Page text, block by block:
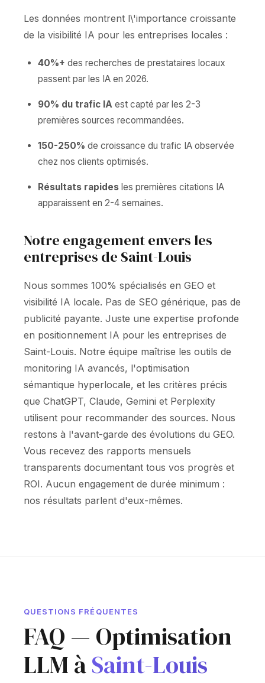
Les données montrent l\'importance croissante
de la visibilité IA pour les entreprises locales :
40%+ des recherches de prestataires locaux
passent par les IA en 2026.
90% du trafic IA est capté par les 2-3
premières sources recommandées.
150-250% de croissance du trafic IA observée
chez nos clients optimisés.
Résultats rapides les premières citations IA
apparaissent en 2-4 semaines.
Notre engagement envers les
entreprises de Saint-Louis
Nous sommes 100% spécialisés en GEO et
visibilité IA locale. Pas de SEO générique, pas de
publicité payante. Juste une expertise profonde
en positionnement IA pour les entreprises de
Saint-Louis. Notre équipe maîtrise les outils de
monitoring IA avancés, l'optimisation
sémantique hyperlocale, et les critères précis
que ChatGPT, Claude, Gemini et Perplexity
utilisent pour recommander des sources. Nous
restons à l'avant-garde des évolutions du GEO.
Vous recevez des rapports mensuels
transparents documentant tous vos progrès et
ROI. Aucun engagement de durée minimum :
nos résultats parlent d'eux-mêmes.
QUESTIONS FRÉQUENTES
FAQ — Optimisation
LLM àSaint-Louis